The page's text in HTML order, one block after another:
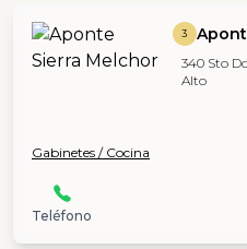
3
340 Sto
Alto
Gabinetes / Cocina
Teléfono